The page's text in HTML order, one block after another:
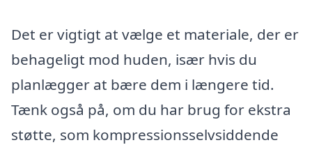
Det er vigtigt at vælge et materiale, der er
behageligt mod huden, især hvis du
planlægger at bære dem i længere tid.
Tænk også på, om du har brug for ekstra
støtte, som kompressionsselvsiddende